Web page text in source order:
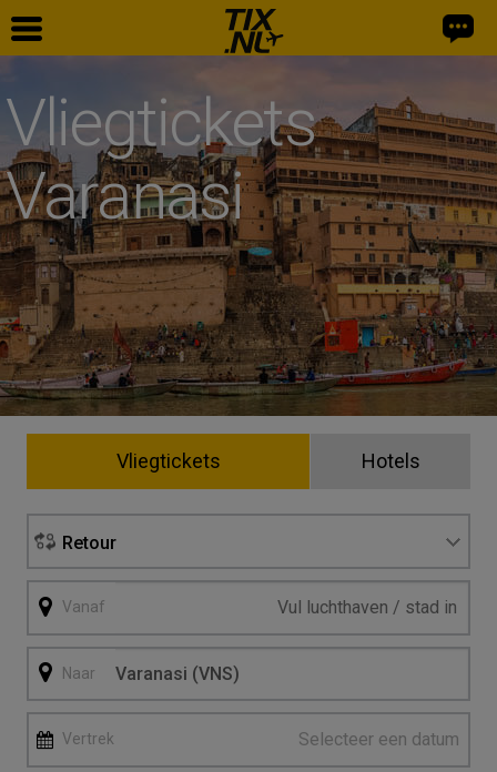
Vliegtickets
Varanasi
Vliegtickets Hotels
Retour
Vanaf
Naar
Vertrek Selecteer een datum